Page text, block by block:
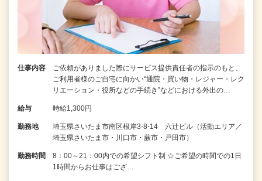
仕事内容
ご依頼がありました際にサービス提供責任者の指示のもと、
ご利用者様のご自宅に向かい“通院・買い物・レジャー・レク
リエーション・役所などの手続き”などにおける外出の…
給与 時給1,300円
勤務地
埼玉県さいたま市南区根岸3-8-14 六辻ビル（活動エリア／
埼玉県さいたま市・川口市・蕨市・戸田市）
勤務時間
8：00～21：00内での希望シフト制 ☆ご希望の時間での1日
1時間からお仕事はござ…